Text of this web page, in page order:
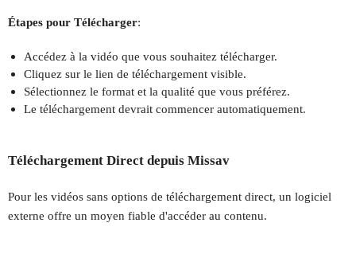
Étapes pour Télécharger:
Accédez à la vidéo que vous souhaitez télécharger.
Cliquez sur le lien de téléchargement visible.
Sélectionnez le format et la qualité que vous préférez.
Le téléchargement devrait commencer automatiquement.
Téléchargement Direct depuis Missav
Pour les vidéos sans options de téléchargement direct, un logiciel
externe offre un moyen fiable d'accéder au contenu.